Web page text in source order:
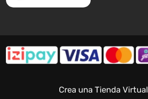
Crea una Tienda